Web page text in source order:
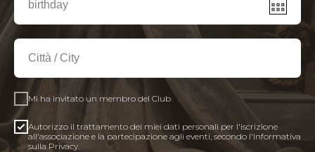
Mi ha invitato un membro del Club
Autorizzo il trattamento dei miei dati personali per l'iscrizione
all'associazione e la partecipazione agli eventi, secondo l'Informativa
sulla Privacy.